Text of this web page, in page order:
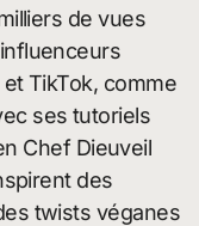
de vues
TikTok, comme
ses tutoriels
Chef Dieuveil
des
twists véganes